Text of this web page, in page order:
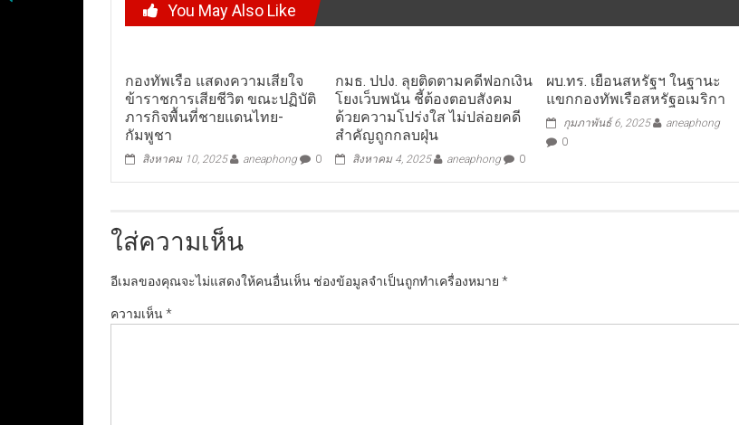
You May Also Like
กองทัพเรือ แสดงความเสียใจ
ข้าราชการเสียชีวิต ขณะปฏิบัติ
ภารกิจพื้นที่ชายแดนไทย-
กัมพูชา
สิงหาคม 10, 2025 aneaphong 0
กมธ. ปปง. ลุยติดตามคดีฟอกเงิน
โยงเว็บพนัน ชี้ต้องตอบสังคม
ด้วยความโปร่งใส ไม่ปล่อยคดี
สำคัญถูกกลบฝุ่น
สิงหาคม 4, 2025 aneaphong 0
ผบ.ทร. เยือนสหรัฐฯ ในฐานะ
แขกกองทัพเรือสหรัฐอเมริกา
กุมภาพันธ์ 6, 2025
aneaphong
0
ใส่ความเห็น
อีเมลของคุณจะไม่แสดงให้คนอื่นเห็น ช่องข้อมูลจำเป็นถูกทำเครื่องหมาย *
ความเห็น*